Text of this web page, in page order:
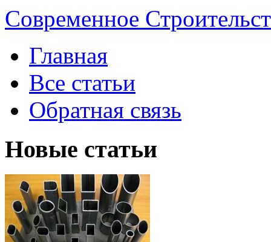
Современное
Главная
Все статьи
Обратная связь
Новые статьи